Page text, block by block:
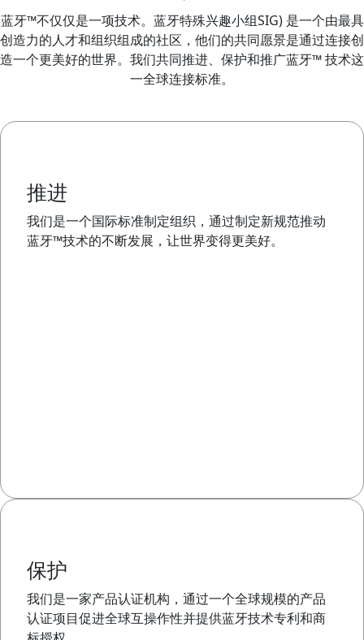
蓝牙™不仅仅是一项技术。蓝牙特殊兴趣小组SIG) 是一个由最具
创造力的人才和组织组成的社区，他们的共同愿景是通过连接创
造一个更美好的世界。我们共同推进、保护和推广蓝牙™ 技术这
一全球连接标准。
推进
我们是一个国际标准制定组织，通过制定新规范推动
蓝牙™技术的不断发展，让世界变得更美好。
保护
我们是一家产品认证机构，通过一个全球规模的产品
认证项目促进全球互操作性并提供蓝牙技术专利和商